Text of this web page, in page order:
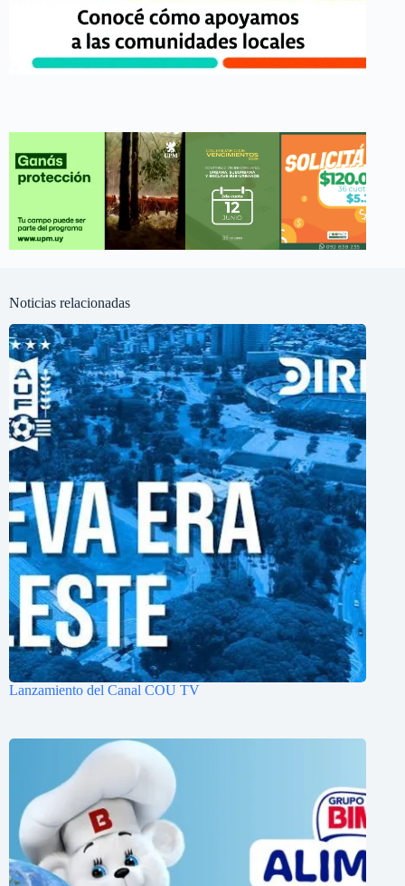
Noticias relacionadas
Lanzamiento del Canal COU TV